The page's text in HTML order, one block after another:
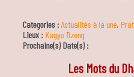
Categories :Actualités à la une,
Lieux : Kagyu Dzong
Prochaine(s) Date(s) :
Les Mots du